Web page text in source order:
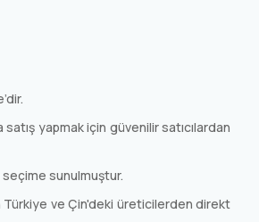
yapmak için güvenilir satıcılardan
sunulmuştur.
Türkiye ve Çin'deki üreticilerden direkt